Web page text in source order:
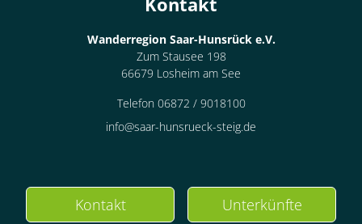
Wanderregion Saar-Hunsrück e.V.
Zum Stausee 198
66679 Losheim am See
Telefon 06872 / 9018100
info@saar-hunsrueck-steig.de
Kontakt Unterkünfte